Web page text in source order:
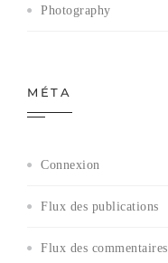
Photography
MÉTA
Connexion
Flux des publications
Flux des commentaires